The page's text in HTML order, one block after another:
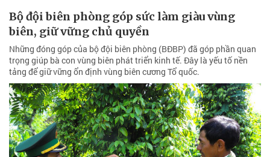
Bộ đội biên phòng góp sức làm giàu vùng
biên, giữ vững chủ quyền
Những đóng góp của bộ đội biên phòng (BĐBP) đã góp phần quan
trọng giúp bà con vùng biên phát triển kinh tế. Đây là yếu tố nền
tảng để giữ vững ổn định vùng biên cương Tổ quốc.